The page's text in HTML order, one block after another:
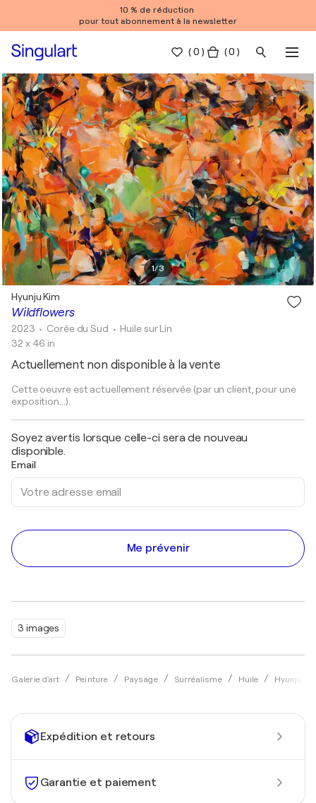
10 % de réduction
pour tout abonnement à la newsletter
(0 ) ( 0 )
1/3
3 images
Galerie d'art Peinture Paysage Surréalisme Huile Hyunju
Wildflowers
Hyunju Kim
2023 • Corée du Sud • Huile sur Lin
32 x 46 in
Actuellement non disponible à la vente
Cette oeuvre est actuellement réservée (par un client, pour une
exposition...).
Soyez avertis lorsque celle-ci sera de nouveau
disponible.
Email
Me prévenir
Expédition et retours
Garantie et paiement